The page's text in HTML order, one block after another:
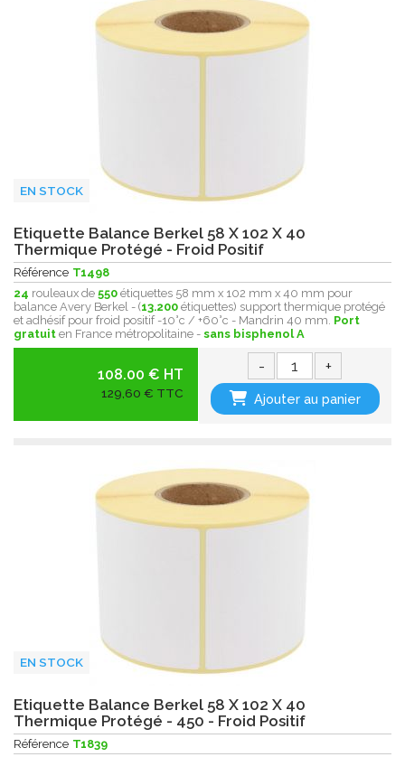
EN STOCK
Etiquette Balance Berkel 58 X 102 X 40
Thermique Protégé - Froid Positif
Référence T1498
24 rouleaux de 550 étiquettes 58 mm x 102 mm x 40 mm pour
balance Avery Berkel - (13.200 étiquettes) support thermique protégé
et adhésif pour froid positif -10°c / +60°c - Mandrin 40 mm. Port
gratuit en France métropolitaine - sans bisphenol A
108.00 € HT
129,60 € TTC
- +
Ajouter au panier
EN STOCK
Etiquette Balance Berkel 58 X 102 X 40
Thermique Protégé - 450 - Froid Positif
Référence T1839